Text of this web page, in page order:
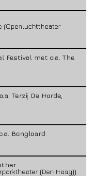
(Openluchttheater
Festival met o.a. The
Terzij De Horde,
Bongloard
(Den Haag))